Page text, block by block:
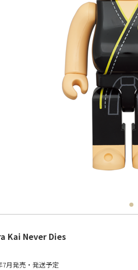
Kai Never Dies
7月発売・発送予定